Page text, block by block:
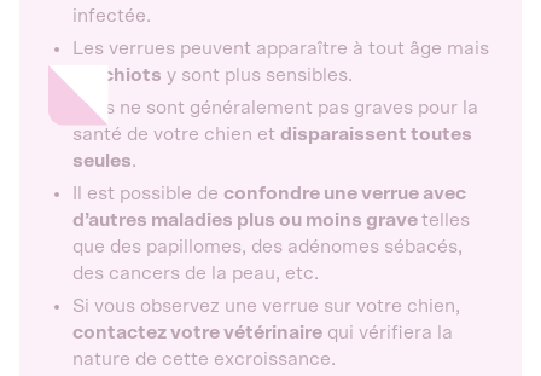
infectée.
Les verrues peuvent apparaître à tout âge mais
chiots y sont plus sensibles.
Elles ne sont généralement pas graves pour la
santé de votre chien et disparaissent toutes
seules.
Il est possible de confondre une verrue avec
d’autres maladies plus ou moins gravetelles
que des papillomes, des adénomes sébacés,
des cancers de la peau, etc.
Si vous observez une verrue sur votre chien,
contactez votre vétérinaire qui vérifiera la
nature de cette excroissance.